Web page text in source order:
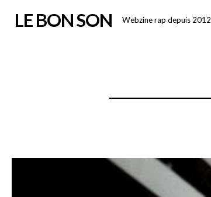
LE BON SON Webzine rap depuis 2012